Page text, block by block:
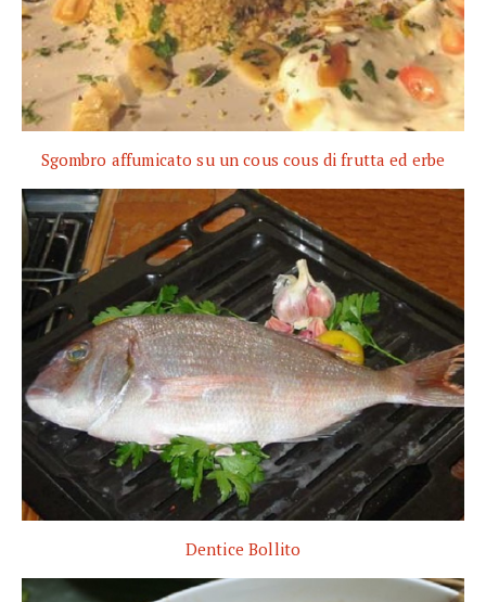
Sgombro affumicato su un cous cous di frutta ed erbe
Dentice Bollito